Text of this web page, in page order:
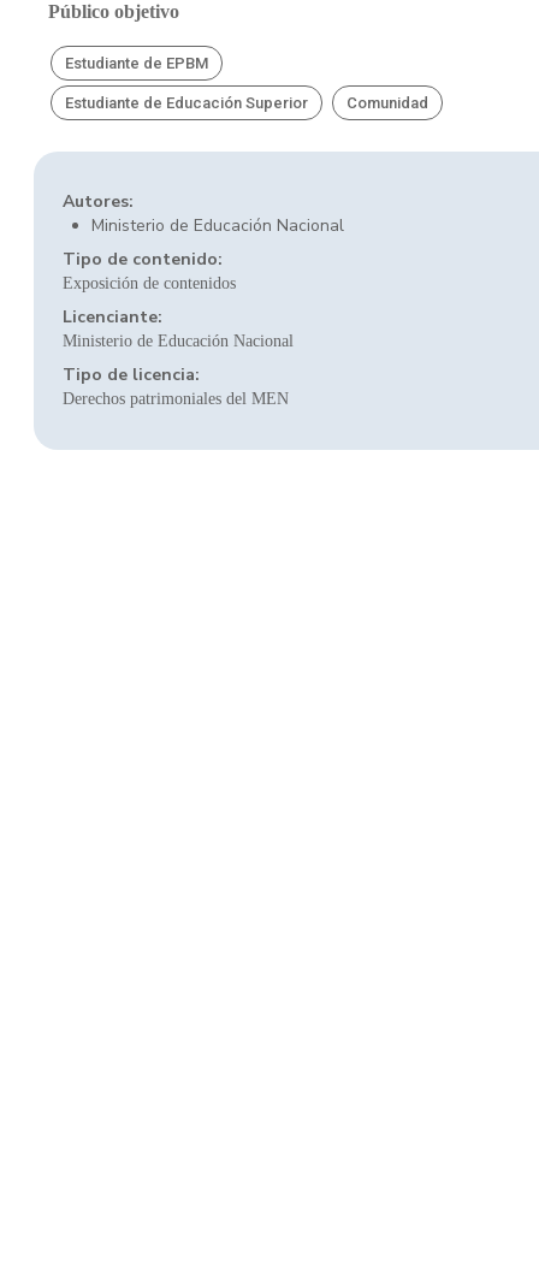
Público objetivo
Estudiante de EPBM
Estudiante de Educación Superior Comunidad
Autores:
Ministerio de Educación Nacional
Tipo de contenido:
Exposición de contenidos
Licenciante:
Ministerio de Educación Nacional
Tipo de licencia:
Derechos patrimoniales del MEN